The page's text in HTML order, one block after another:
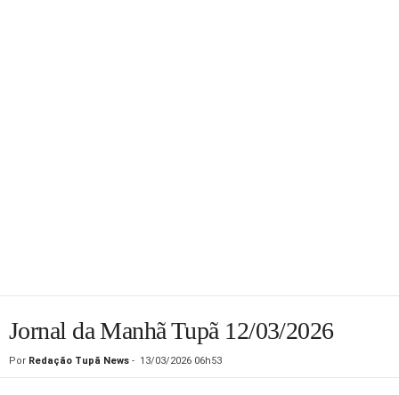
Jornal da Manhã Tupã 12/03/2026
Por Redação Tupã News - 13/03/2026 06h53